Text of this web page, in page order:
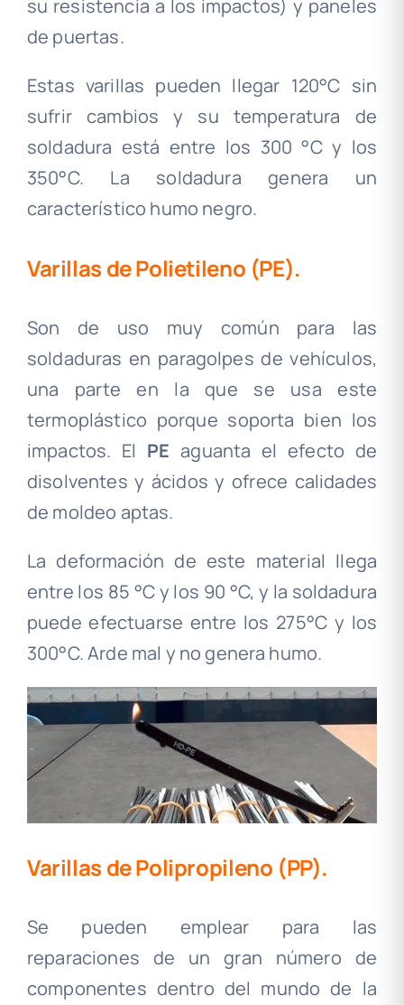
su resistencia a los impactos) y paneles
de puertas.
Estas varillas pueden llegar 120°C sin
sufrir cambios y su temperatura de
soldadura está entre los 300 °C y los
350°C. La soldadura genera un
característico humo negro.
Varillas de Polietileno (PE).
Son de uso muy común para las
soldaduras en paragolpes de vehículos,
una parte en la que se usa este
termoplástico porque soporta bien los
impactos. El PE aguanta el efecto de
disolventes y ácidos y ofrece calidades
de moldeo aptas.
La deformación de este material llega
entre los 85 °C y los 90 °C, y la soldadura
puede efectuarse entre los 275°C y los
300°C.Arde mal y no genera humo.
Varillas de Polipropileno (PP).
Se pueden emplear para las
reparaciones de un gran número de
componentes dentro del mundo de la